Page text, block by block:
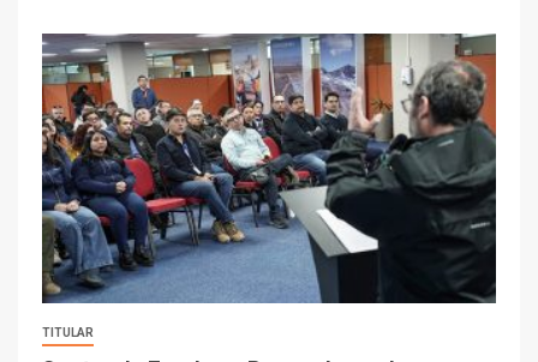
TITULAR